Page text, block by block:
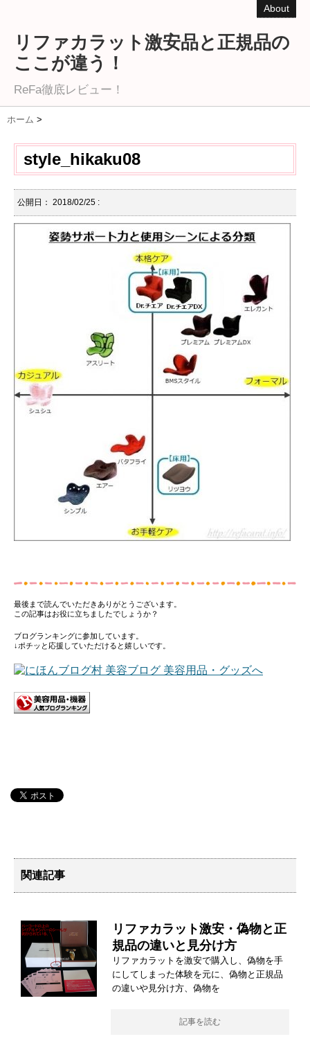
About
リファカラット激安品と正規品の
ここが違う！
ReFa徹底レビュー！
ホーム >
style_hikaku08
公開日： 2018/02/25 :
最後まで読んでいただきありがとうございます。
この記事はお役に立ちましたでしょうか？
ブログランキングに参加しています。
↓ポチッと応援していただけると嬉しいです。
関連記事
リファカラット激安・偽物と正
規品の違いと見分け方
リファカラットを激安で購入し、偽物を手
にしてしまった体験を元に、偽物と正規品
の違いや見分け方、偽物を
記事を読む